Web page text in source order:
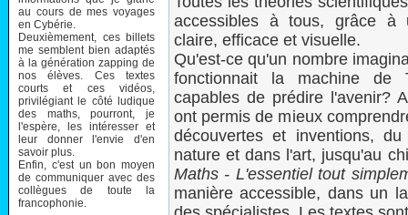
au cours de mes voyages
en Cybérie.
Deuxièmement, ces billets
me semblent bien adaptés
à la génération zapping de
nos élèves. Ces textes
courts et ces vidéos,
privilégiant le côté ludique
des maths, pourront, je
l'espère, les intéresser et
leur donner l'envie d'en
savoir plus.
Enfin, c'est un bon moyen
de communiquer avec des
collègues de toute la
francophonie.
accessibles à tous, grâce à
claire, efficace et visuelle.
Qu'est-ce qu'un nombre
fonctionnait la machine de
capables de prédire l'avenir?
ont permis de mieux
découvertes et inventions,
nature et dans l'art, jusqu'au
Maths - L'essentiel tout
manière accessible, dans un